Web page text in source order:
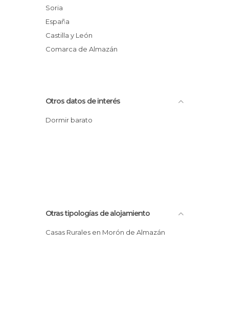
Soria
España
Castilla y León
Comarca de Almazán
Otros datos de interés
Dormir barato
Otras tipologías de alojamiento
Casas Rurales en Morón de Almazán